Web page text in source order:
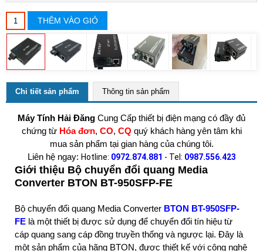
THÊM VÀO GIỎ
Chi tiết sản phẩm Thông tin sản phẩm
Máy Tính Hải Đăng Cung Cấp thiết bị điện mạng có đầy đủ
chứng từ Hóa đơn, CO, CQ quý khách hàng yên tâm khi
mua sản phẩm tại gian hàng của chúng tôi.
Liên hệ ngay: Hotline: 0972.874.881 - Tel: 0987.556.423
Giới thiệu Bộ chuyển đổi quang Media
Converter BTON BT-950SFP-FE
Bộ chuyển đổi quang Media Converter BTON BT-950SFP-
FE là một thiết bị được sử dụng để chuyển đổi tín hiệu từ
cáp quang sang cáp đồng truyền thống và ngược lại. Đây là
một sản phẩm của hãng BTON, được thiết kế với công nghệ